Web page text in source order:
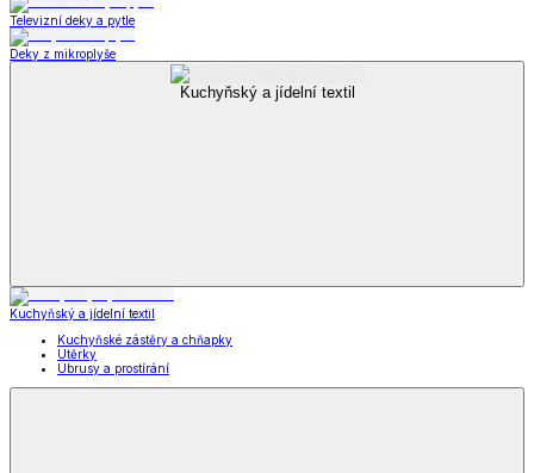
Televizní deky a pytle
Deky z mikroplyše
Kuchyňský a jídelní textil
Kuchyňský a jídelní textil
Kuchyňské zástěry a chňapky
Utěrky
Ubrusy a prostírání